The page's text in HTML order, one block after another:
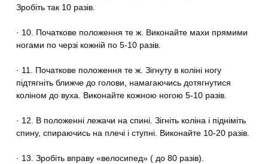
Зробіть так 10 разів.
· 10. Початкове положення те ж. Виконайте махи прямими
ногами по черзі кожній по 5-10 разів.
· 11. Початкове положення те ж. Зігнуту в коліні ногу
підтягніть ближче до голови, намагаючись дотягнутися
коліном до вуха. Виконайте кожною ногою 5-10 разів.
· 12. В положенні лежачи на спині. Зігніть коліна і підніміть
спину, спираючись на плечі і ступні. Виконайте 10-20 разів.
· 13. Зробіть вправу «велосипед» ( до 80 разів).